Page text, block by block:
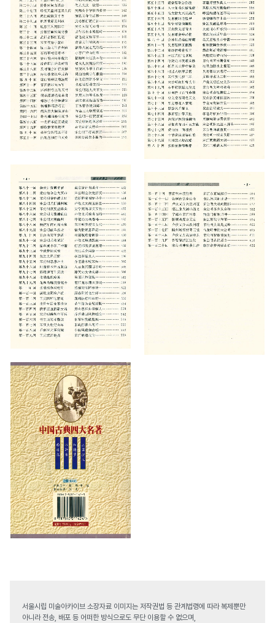
서울시립 미술아카이브 소장자료 이미지는 저작권법 등 관계법령에 따라 복제뿐만
아니라 전송, 배포 등 어떠한 방식으로도 무단 이용할 수 없으며,